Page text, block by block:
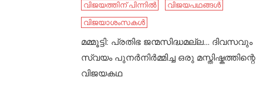
വിജയത്തിന് പിന്നിൽ
വിജയപഥങ്ങൾ
വിജയാശംസകൾ
മമ്മൂട്ടി: പ്രതിഭ ജന്മസിദ്ധമല്ല… ദിവസവും
സ്വയം പുനർനിർമ്മിച്ച ഒരു മസ്തിഷ്കത്തിന്റെ
വിജയകഥ